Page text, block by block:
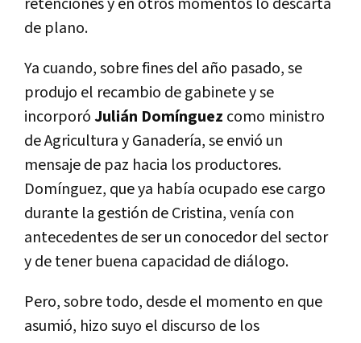
de plano.
Ya cuando, sobre fines del año pasado, se
produjo el recambio de gabinete y se
incorporóJulián Domínguez como ministro
de Agricultura y Ganadería, se envió un
mensaje de paz hacia los productores.
Domínguez, que ya había ocupado ese cargo
durante la gestión de Cristina, venía con
antecedentes de ser un conocedor del sector
y de tener buena capacidad de diálogo.
Pero, sobre todo, desde el momento en que
asumió, hizo suyo el discurso de los